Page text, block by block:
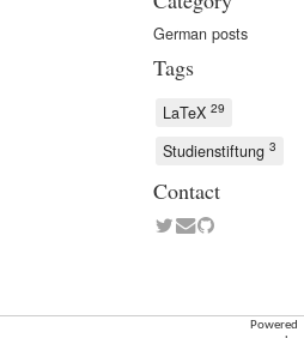
German posts
Tags
LaTeX 29
Studienstiftung 3
Contact
Powered